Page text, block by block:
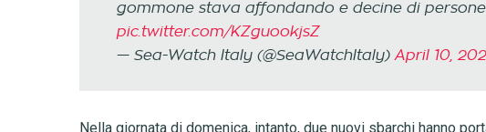
gommone stava affondando e decine di
pic.twitter.com/KZguookjsZ
— Sea-Watch Italy (@SeaWatchItaly) April 10,
Nella giornata di domenica, intanto, due nuovi sbarchi hanno